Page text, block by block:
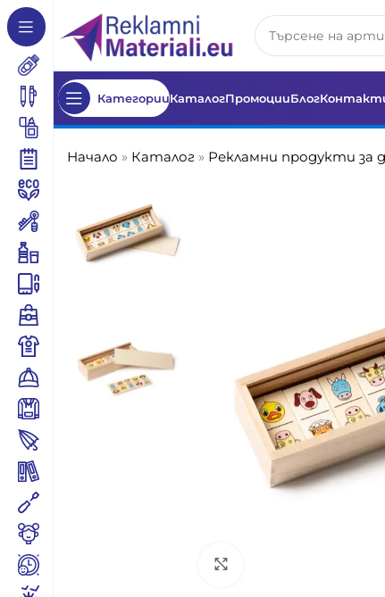
КатегорииКаталогПромоцииБлог
Начало » Каталог » Рекламни продукти за